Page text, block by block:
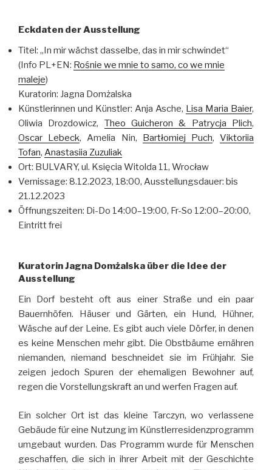
Eckdaten der Ausstellung
Titel: „In mir wächst dasselbe, das in mir schwindet“
(Info PL+EN: Rośnie we mnie to samo, co we mnie
maleje)
Kuratorin: Jagna Domżalska
Künstlerinnen und Künstler: Anja Asche, Lisa Maria Baier,
Oliwia Drozdowicz, Theo Guicheron & Patrycja Plich,
Oscar Lebeck, Amelia Nin, Bartłomiej Puch,Viktoriia
Tofan, Anastasiia Zuzuliak
Ort: BULVARY, ul. Księcia Witolda 11, Wrocław
Vernissage: 8.12.2023, 18:00, Ausstellungsdauer: bis
21.12.2023
Öffnungszeiten: Di-Do 14:00–19:00, Fr-So 12:00–20:00,
Eintritt frei
Kuratorin Jagna Domżalska über die Idee der
Ausstellung
Ein Dorf besteht oft aus einer Straße und ein paar
Bauernhöfen. Häuser und Gärten, ein Hund, Hühner,
Wäsche auf der Leine. Es gibt auch viele Dörfer, in denen
es keine Menschen mehr gibt. Die Obstbäume ernähren
niemanden, niemand beschneidet sie im Frühjahr. Sie
zeigen jedoch Spuren der ehemaligen Bewohner auf,
regen die Vorstellungskraft an und werfen Fragen auf.
Ein solcher Ort ist das kleine Tarczyn, wo verlassene
Gebäude für eine Nutzung im Künstlerresidenzprogramm
umgebaut wurden. Das Programm wurde für Menschen
geschaffen, die sich in ihrer Arbeit mit der Geschichte